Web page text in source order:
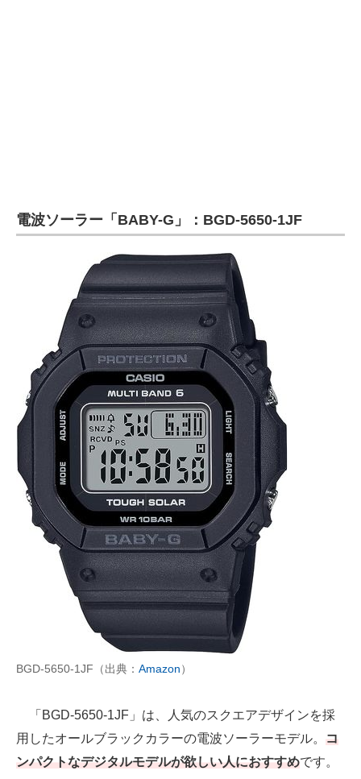
電波ソーラー「BABY-G」：BGD-5650-1JF
BGD-5650-1JF（出典： Amazon）
「BGD-5650-1JF」は、人気のスクエアデザインを採
用したオールブラックカラーの電波ソーラーモデル。 コ
ンパクトなデジタルモデルが欲しい人におすすめです。